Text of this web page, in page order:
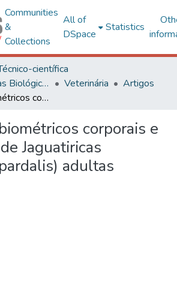
Communities
&
Collections
All of
DSpace
Statistics
científica
Centro de Ciências Biológicas e da Saúde
Veterinária
Artigos
Parâmetros biométricos corporais e testiculares de Jaguatiricas (Leopardus pardalis) adultas
corporais e
Jaguatiricas
adultas